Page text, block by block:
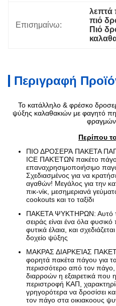
Επισημαίνω:
λεπτά
πιό
Πιό
Περιγραφή
Το κατάλληλο & φρέσκο
ψύξης καλαθακιών με φαγητό
Περίπου
ΠΙΟ ΔΡΟΣΕΡΆ ΠΑΚΕΤΑ
ICE ΠΑΚΈΤΩΝ πακέτο
επαναχρησιμοποιήσιμο
Σχεδιασμένος για να
αγαθών! Μεγάλος για την
πικ-νίκ, μεσημεριανά
cookouts και το ταξίδι
ΠΑΚΕΤΑ ΨΥΚΤΗΡΩΝ: Αυτό
σειράς είναι ένα όλα
φυτικά έλαια, και
δοχείο ψύξης
ΜΑΚΡΑΣ ΔΙΑΡΚΕΊΑΣ
φορητά πακέτα πάγου για
περισσότερο από τον πάγο,
διαρροών η εξαιρετικά που
περιστροφή ΚΑΠ,
γρηγορότερα να δροσίσει
τον πάγο στα οικιακοους